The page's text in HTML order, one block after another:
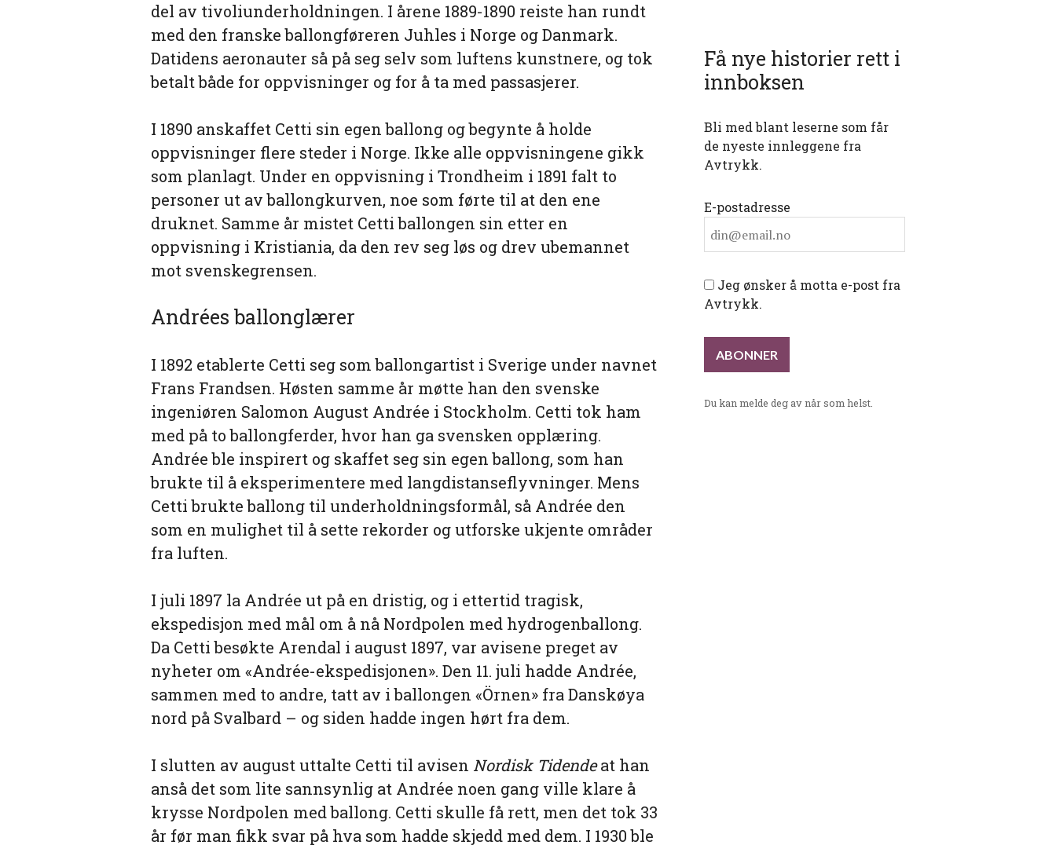
del av tivoliunderholdningen. I årene 1889-1890 reiste han rundt
med den franske ballongføreren Juhles i Norge og Danmark.
Datidens aeronauter så på seg selv som luftens kunstnere, og tok
betalt både for oppvisninger og for å ta med passasjerer.
I 1890 anskaffet Cetti sin egen ballong og begynte å holde
oppvisninger flere steder i Norge. Ikke alle oppvisningene gikk
som planlagt. Under en oppvisning i Trondheim i 1891 falt to
personer ut av ballongkurven, noe som førte til at den ene
druknet. Samme år mistet Cetti ballongen sin etter en
oppvisning i Kristiania, da den rev seg løs og drev ubemannet
mot svenskegrensen.
Andrées ballonglærer
I 1892 etablerte Cetti seg som ballongartist i Sverige under navnet
Frans Frandsen. Høsten samme år møtte han den svenske
ingeniøren Salomon August Andrée i Stockholm. Cetti tok ham
med på to ballongferder, hvor han ga svensken opplæring.
Andrée ble inspirert og skaffet seg sin egen ballong, som han
brukte til å eksperimentere med langdistanseflyvninger. Mens
Cetti brukte ballong til underholdningsformål, så Andrée den
som en mulighet til å sette rekorder og utforske ukjente områder
fra luften.
I juli 1897 la Andrée ut på en dristig, og i ettertid tragisk,
ekspedisjon med mål om å nå Nordpolen med hydrogenballong.
Da Cetti besøkte Arendal i august 1897, var avisene preget av
nyheter om «Andrée-ekspedisjonen». Den 11. juli hadde Andrée,
sammen med to andre, tatt av i ballongen «Örnen» fra Danskøya
nord på Svalbard – og siden hadde ingen hørt fra dem.
I slutten av august uttalte Cetti til avisen Nordisk Tidendeat han
anså det som lite sannsynlig at Andrée noen gang ville klare å
krysse Nordpolen med ballong. Cetti skulle få rett, men det tok 33
år før man fikk svar på hva som hadde skjedd med dem. I 1930 ble
Få nye historier rett i
innboksen
Bli med blant leserne som får
de nyeste innleggene fra
Avtrykk.
E-postadresse
Jeg ønsker å motta e-post fra
Avtrykk.
Du kan melde deg av når som helst.